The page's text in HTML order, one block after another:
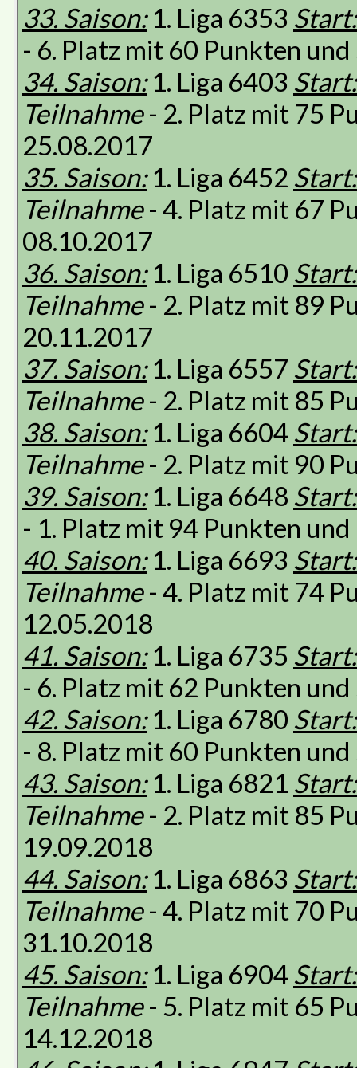
33. Saison:1. Liga 6353 Start:
- 6. Platz mit 60 Punkten
34. Saison:1. Liga 6403 Start:
Teilnahme- 2. Platz mit 75
25.08.2017
35. Saison:1. Liga 6452 Start:
Teilnahme- 4. Platz mit 67
08.10.2017
36. Saison:1. Liga 6510 Start:
Teilnahme- 2. Platz mit 89
20.11.2017
37. Saison:1. Liga 6557 Start:
Teilnahme- 2. Platz mit 85
38. Saison:1. Liga 6604 Start:
Teilnahme- 2. Platz mit 90
39. Saison:1. Liga 6648 Start:
- 1. Platz mit 94 Punkten
40. Saison:1. Liga 6693 Start:
Teilnahme- 4. Platz mit 74
12.05.2018
41. Saison:1. Liga 6735 Start:
- 6. Platz mit 62 Punkten
42. Saison:1. Liga 6780 Start:
- 8. Platz mit 60 Punkten
43. Saison:1. Liga 6821 Start:
Teilnahme- 2. Platz mit 85
19.09.2018
44. Saison:1. Liga 6863 Start:
Teilnahme- 4. Platz mit 70
31.10.2018
45. Saison:1. Liga 6904 Start:
Teilnahme- 5. Platz mit 65
14.12.2018